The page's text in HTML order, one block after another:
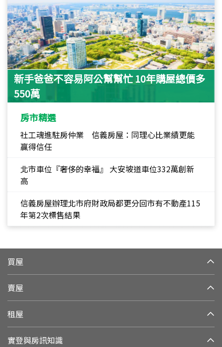
新手爸爸不容易阿公幫幫忙 10年購屋總價多
550萬
房市精選
社工魂進駐房仲業 信義房屋：同理心比業績更能
贏得信任
北市車位『奢侈的幸福』 大安坡道車位332萬創新
高
信義房屋辦理北市府財政局都更分回市有不動產115
年第2次標售結果
買屋
賣屋
租屋
實登與房訊知識